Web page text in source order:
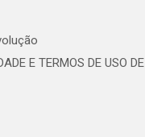
E TERMOS DE USO DE